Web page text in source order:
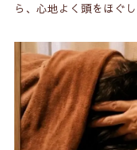
ら、心地よく頭をほぐし